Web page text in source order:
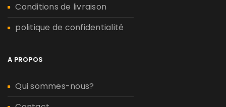
Conditions de livraison
politique de confidentialité
A PROPOS
Qui sommes-nous?